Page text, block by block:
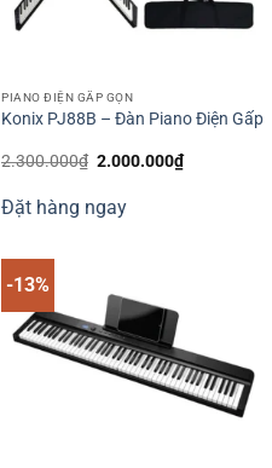
PIANO ĐIỆN GẤP GỌN
Konix PJ88B – Đàn Piano Điện Gấp
2.300.000₫ Giá
2.300.000₫.
2.000.000₫Giá
hiện
Đặt hàng ngay
-13%